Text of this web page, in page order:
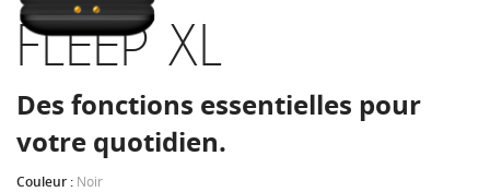
FLEEP XL
Des fonctions essentielles pour
votre quotidien.
Couleur : Noir